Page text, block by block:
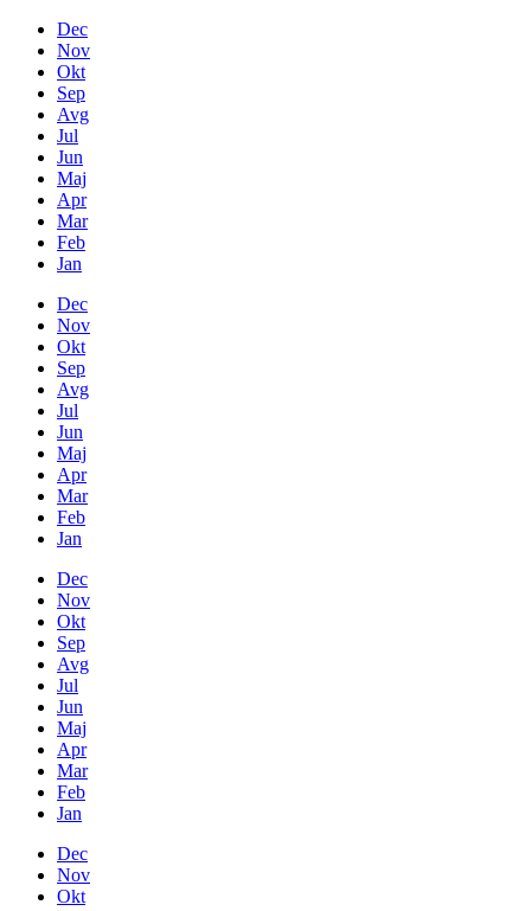
Dec
Nov
Okt
Sep
Avg
Jul
Jun
Maj
Apr
Mar
Feb
Jan
Dec
Nov
Okt
Sep
Avg
Jul
Jun
Maj
Apr
Mar
Feb
Jan
Dec
Nov
Okt
Sep
Avg
Jul
Jun
Maj
Apr
Mar
Feb
Jan
Dec
Nov
Okt